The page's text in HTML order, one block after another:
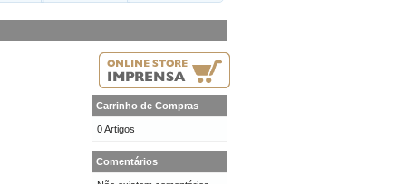
Carrinho de Compras
0 Artigos
Comentários